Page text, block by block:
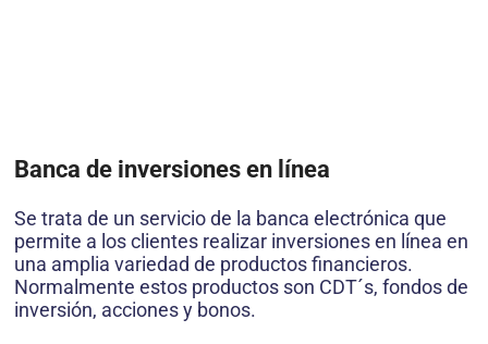
Banca de inversiones en línea
Se trata de un servicio de la banca electrónica que
permite a los clientes realizar inversiones en línea en
una amplia variedad de productos financieros.
Normalmente estos productos son CDT´s, fondos de
inversión, acciones y bonos.